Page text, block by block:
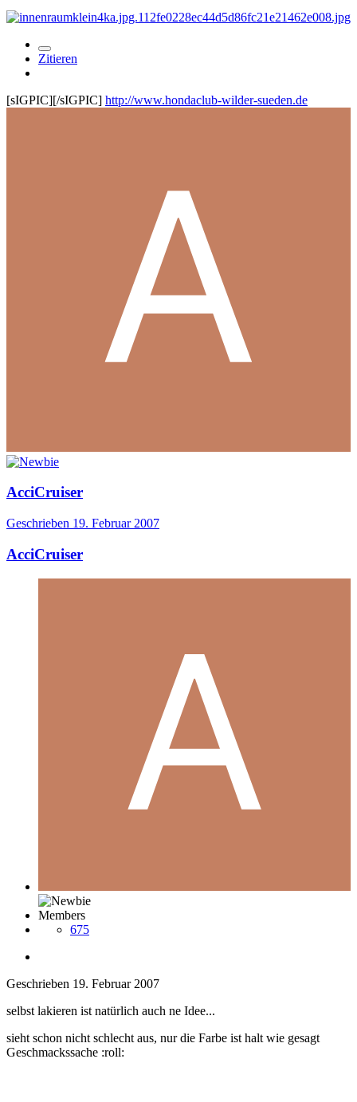
Zitieren
[sIGPIC][/sIGPIC] http://www.hondaclub-wilder-sueden.de
AcciCruiser
Geschrieben 19. Februar 2007
AcciCruiser
Members
675
Geschrieben 19. Februar 2007
selbst lakieren ist natürlich auch ne Idee...
sieht schon nicht schlecht aus, nur die Farbe ist halt wie gesagt
Geschmackssache :roll: